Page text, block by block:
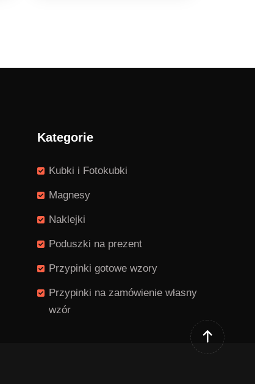
Kategorie
Kubki i Fotokubki
Magnesy
Naklejki
Poduszki na prezent
Przypinki gotowe wzory
Przypinki na zamówienie własny
wzór